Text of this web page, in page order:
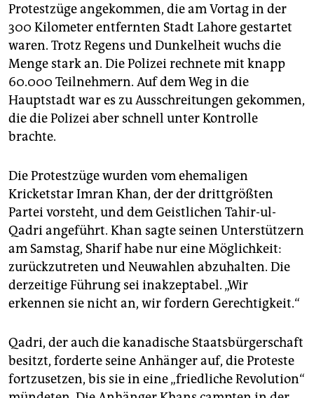
Protestzüge angekommen, die am Vortag in der
300 Kilometer entfernten Stadt Lahore gestartet
waren. Trotz Regens und Dunkelheit wuchs die
Menge stark an. Die Polizei rechnete mit knapp
60.000 Teilnehmern. Auf dem Weg in die
Hauptstadt war es zu Ausschreitungen gekommen,
die die Polizei aber schnell unter Kontrolle
brachte.
Die Protestzüge wurden vom ehemaligen
Kricketstar Imran Khan, der der drittgrößten
Partei vorsteht, und dem Geistlichen Tahir-ul-
Qadri angeführt. Khan sagte seinen Unterstützern
am Samstag, Sharif habe nur eine Möglichkeit:
zurückzutreten und Neuwahlen abzuhalten. Die
derzeitige Führung sei inakzeptabel. „Wir
erkennen sie nicht an, wir fordern Gerechtigkeit.“
Qadri, der auch die kanadische Staatsbürgerschaft
besitzt, forderte seine Anhänger auf, die Proteste
fortzusetzen, bis sie in eine „friedliche Revolution“